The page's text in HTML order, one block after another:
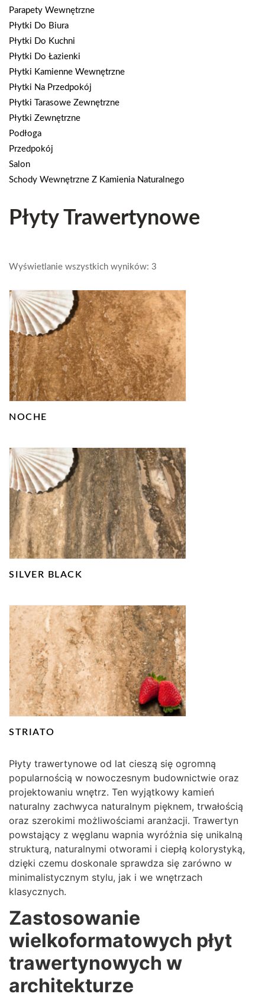
Parapety Wewnętrzne
Płytki Do Biura
Płytki Do Kuchni
Płytki Do Łazienki
Płytki Kamienne Wewnętrzne
Płytki Na Przedpokój
Płytki Tarasowe Zewnętrzne
Płytki Zewnętrzne
Podłoga
Przedpokój
Salon
Schody Wewnętrzne Z Kamienia Naturalnego
Płyty Trawertynowe
Wyświetlanie wszystkich wyników: 3
NOCHE
SILVER BLACK
STRIATO
Płyty trawertynowe od lat cieszą się ogromną
popularnością w nowoczesnym budownictwie oraz
projektowaniu wnętrz. Ten wyjątkowy kamień
naturalny zachwyca naturalnym pięknem, trwałością
oraz szerokimi możliwościami aranżacji. Trawertyn
powstający z węglanu wapnia wyróżnia się unikalną
strukturą, naturalnymi otworami i ciepłą kolorystyką,
dzięki czemu doskonale sprawdza się zarówno w
minimalistycznym stylu, jak i we wnętrzach
klasycznych.
Zastosowanie
wielkoformatowych płyt
trawertynowych w
architekturze